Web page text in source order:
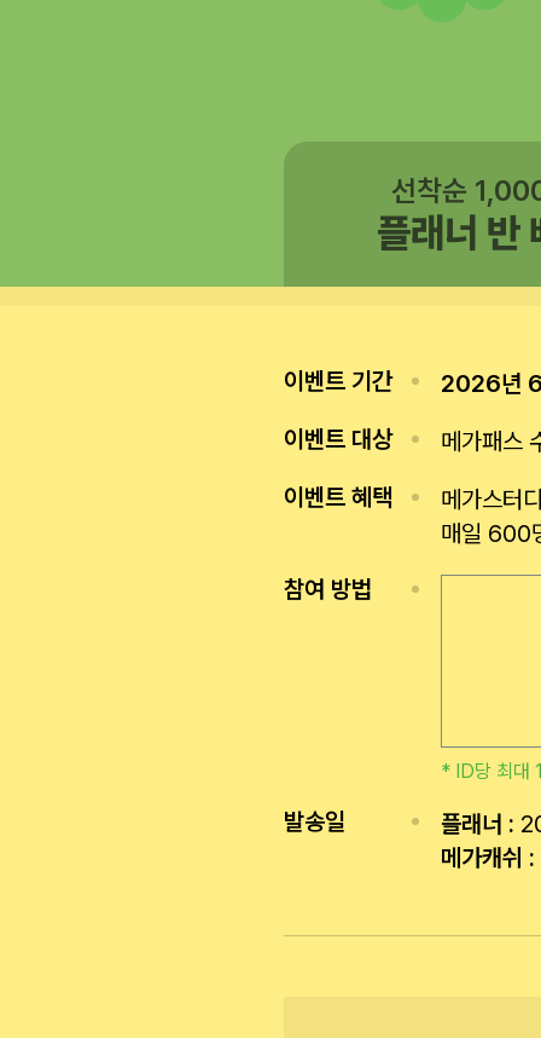
선착순
플래너 반
이벤트 기간
2026년
이벤트 대상
메가패스
이벤트 혜택
메가스터
매일 600
참여 방법
* ID당 최대
발송일 플래너 :
메가캐쉬 :